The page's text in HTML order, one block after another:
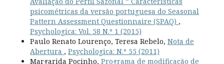
psicométricas da versão portuguesa do Seasonal
Pattern Assessment Questionnaire (SPAQ) ,
Psychologica: Vol. 58 N.º 1 (2015)
Paulo Renato Lourenço, Teresa Rebelo, Nota de
Abertura , Psychologica: N.º 55 (2011)
Margarida Pocinho, Programa de modificação de